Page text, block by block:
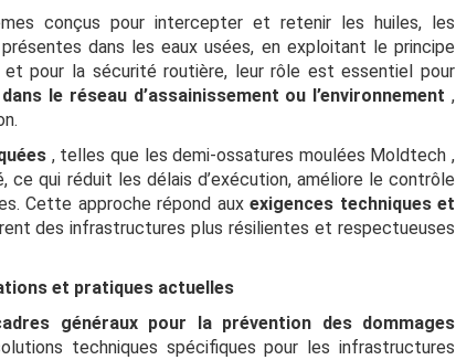
conçus pour intercepter et retenir les huiles, les
dans les eaux usées, en exploitant le principe
pour la sécurité routière, leur rôle est essentiel pour
le réseau d’assainissement ou l’environnement ,
, telles que les demi-ossatures moulées Moldtech ,
qui réduit les délais d’exécution, améliore le contrôle
Cette approche répond auxexigences techniques et
des infrastructures plus résilientes et respectueuses
et pratiques actuelles
généraux pour la prévention des dommages
techniques spécifiques pour les infrastructures